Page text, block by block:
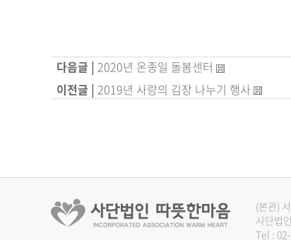
다음글 | 2020년 온종일 돌봄센터
이전글 | 2019년 사랑의 김장 나누기 행사
(본관)
사단법
Tel :